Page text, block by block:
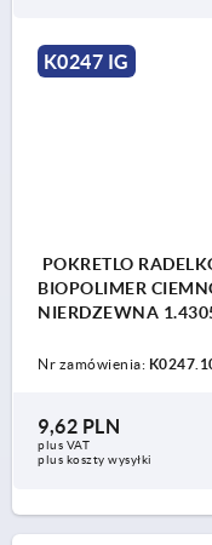
K0247 IG
POKRETLO
BIOPOLIMER
NIERDZEWNA
Nr zamówienia:
9,62 PLN
plus VAT
plus koszty wysyłki